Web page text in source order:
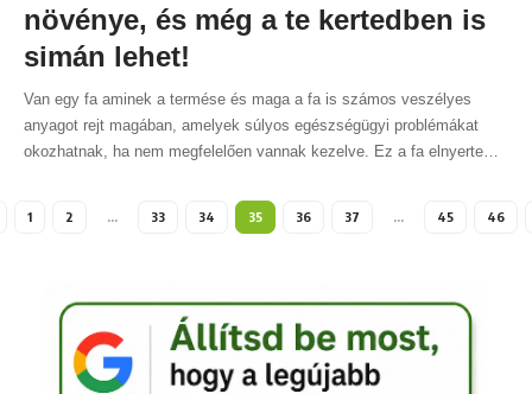
növénye, és még a te kertedben is
simán lehet!
Van egy fa aminek a termése és maga a fa is számos veszélyes
anyagot rejt magában, amelyek súlyos egészségügyi problémákat
okozhatnak, ha nem megfelelően vannak kezelve. Ez a fa elnyerte
1 2 … 33 34 35 36 37 … 45 46